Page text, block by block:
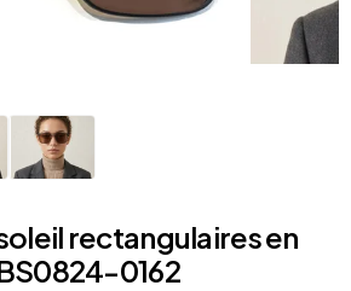
rectangulaires en
0162